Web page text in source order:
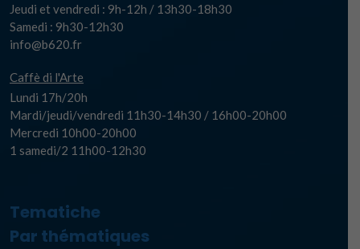
Jeudi et vendredi : 9h-12h / 13h30-18h30
Samedi : 9h30-12h30
info@b620.fr
Caffè di l'Arte
Lundi 17h/20h
Mardi/jeudi/vendredi 11h30-14h30 / 16h00-20h00
Mercredi 10h00-20h00
1 samedi/2 11h00-12h30
Tematiche
Par thématiques